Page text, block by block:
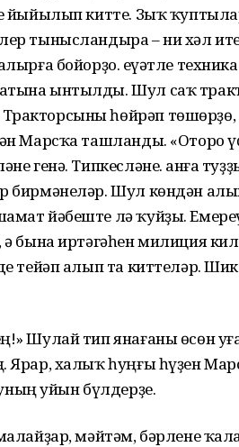
йыйылып китте. Зыҡ
тынысландыра – ни хәл
бойорҙо. Ҡеүәтле
ынтылды. Шул саҡ
һөйрәп төшөрҙө,
Марсҡа ташланды. «Оторо
генә. Типкесләне. Ҡанға
бирмәнеләр. Шул көндән
йәбеште лә ҡуйҙы.
бына иртәгәһен милиция
тейәп алып та киттеләр.
Шулай тип янағаны өсөн
Ярар, халыҡ һуңғы һүҙен
уйын бүлдерҙе.
мәйтәм, бәрлене